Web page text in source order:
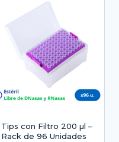
Tips con Filtro 200 µl –
Rack de 96 Unidades